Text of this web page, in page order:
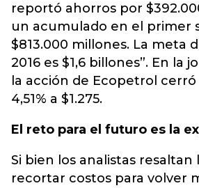
reportó ahorros por
un acumulado en el primer
$813.000 millones. La meta
2016 es $1,6 billones”. En la
la acción de Ecopetrol
4,51% a $1.275.
El reto para el futuro es la
Si bien los analistas resaltan
recortar costos para volver